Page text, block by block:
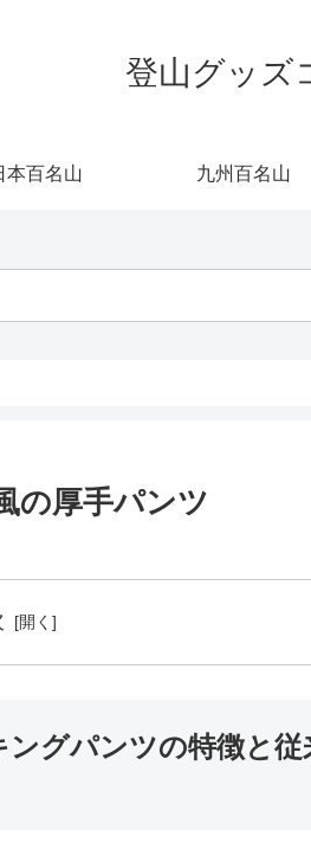
登山グッズ
本百名山 九州百名山
の厚手パンツ
グパンツの特徴と従